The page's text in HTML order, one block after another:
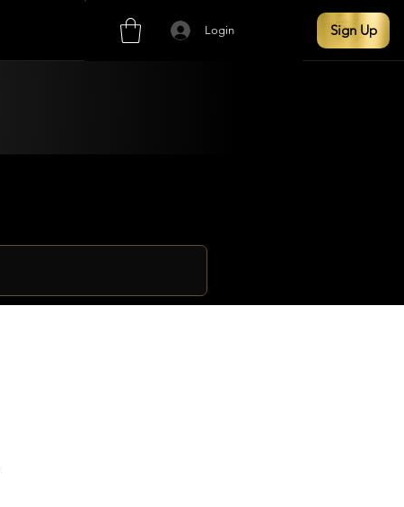
Login Sign Up